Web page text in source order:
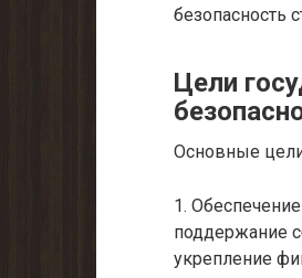
безопасность
Цели
Основные
1.
поддержание
укрепление